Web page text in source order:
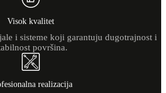
Visok kvalitet
i sisteme koji garantuju dugotrajnost i
površina.
realizacija